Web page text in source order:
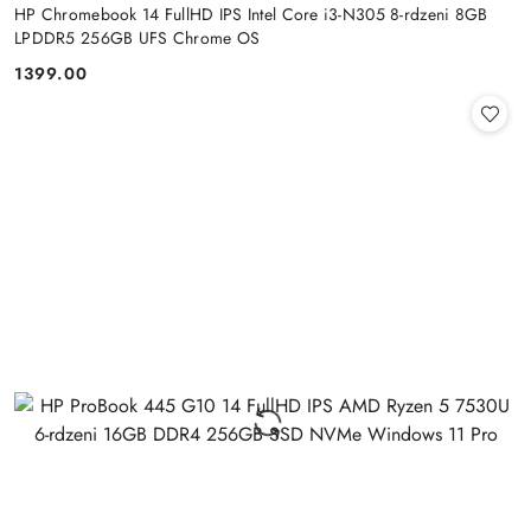
HP Chromebook 14 FullHD IPS Intel Core i3-N305 8-rdzeni 8GB
LPDDR5 256GB UFS Chrome OS
Cena:
1399.00